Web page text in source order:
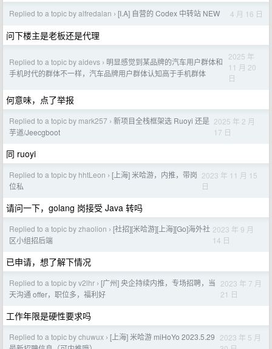
Replied to a topic by alfredalan › [I.A] 自营的 Codex 中转站 NEW 4 月 16 日
问下楼主是老板还是代理
Replied to a topic by aidevs › 明显感觉到某品牌的汽车用户群体和
手机时代的群体不一样，汽车品牌用户群体认知高于手机群体
2025 年
11 月 20
日
何意味，点了举报
Replied to a topic by mark257 › 新项目全栈框架选 Ruoyi 还是
芋道/Jeecgboot
2025 年 2 月
17 日
同 ruoyi
Replied to a topic by hhtLeon › [上海] 米哈游，内推，带岗
位私
2023 年 11 月 15
日
请问一下，golang 岗接受 Java 转吗
Replied to a topic by zhaolion › [社招][米哈游][上海][Go]海外社
区小组招后端
2023 年 9 月
14 日
已申请，想了解下情况
Replied to a topic by v2lhr › [广州] 央企持续内推，专场招聘，当
天沟通 offer，职位多，福利好
2023 年 7 月
21 日
工作年限是硬性要求吗
Replied to a topic by chuwux › [上海] 米哈游 miHoYo 2023.5.29 2023 年 5 月